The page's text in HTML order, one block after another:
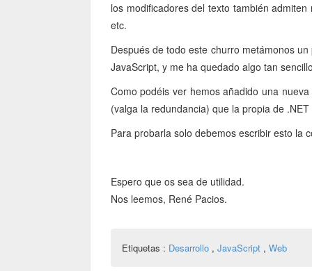
los modificadores del texto también
etc.
Después de todo este churro metámonos
JavaScript, y me ha quedado algo tan
Como podéis ver hemos añadido una
(valga la redundancia) que la propia de
Para probarla solo debemos escribir esto la
Espero que os sea de utilidad.
Nos leemos, René Pacios.
Etiquetas : Desarrollo , JavaScript , Web